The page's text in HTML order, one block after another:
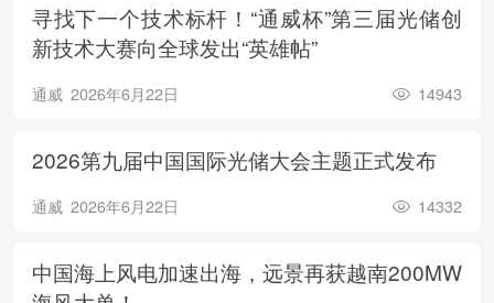
寻找下一个技术标杆！“通威杯”第三届光储创
新技术大赛向全球发出“英雄帖”
通威 2026年6月22日 14943
2026第九届中国国际光储大会主题正式发布
通威 2026年6月22日 14332
中国海上风电加速出海，远景再获越南200MW